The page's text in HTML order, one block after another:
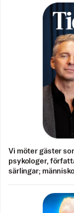
Vi möter gäster
psykologer,
särlingar;